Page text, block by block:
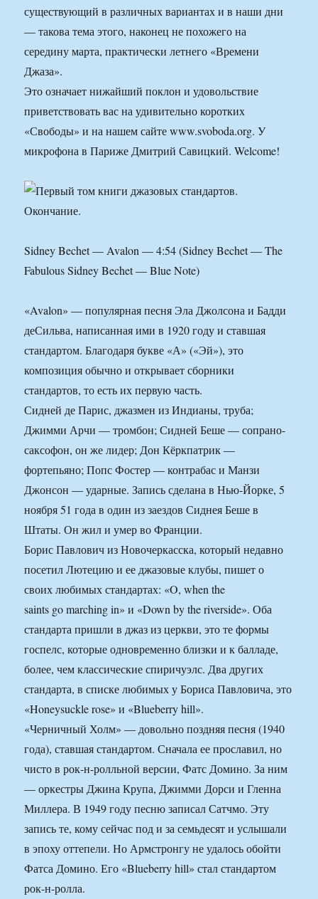
существующий в различных вариантах и в наши дни
— такова тема этого, наконец не похожего на
середину марта, практически летнего «Времени
Джаза».
Это означает нижайший поклон и удовольствие
приветствовать вас на удивительно коротких
«Свободы» и на нашем сайте www.svoboda.org. У
микрофона в Париже Дмитрий Савицкий. Welcome!
Sidney Bechet — Avalon — 4:54 (Sidney Bechet — The
Fabulous Sidney Bechet — Blue Note)
«Avalon» — популярная песня Эла Джолсона и Бадди
деСильва, написанная ими в 1920 году и ставшая
стандартом. Благодаря букве «А» («Эй»), это
композиция обычно и открывает сборники
стандартов, то есть их первую часть.
Сидней де Парис, джазмен из Индианы, труба;
Джимми Арчи — тромбон; Сидней Беше — сопрано-
саксофон, он же лидер; Дон Кёркпатрик —
фортепьяно; Попс Фостер — контрабас и Манзи
Джонсон — ударные. Запись сделана в Нью-Йорке, 5
ноября 51 года в один из заездов Сиднея Беше в
Штаты. Он жил и умер во Франции.
Борис Павлович из Новочеркасска, который недавно
посетил Лютецию и ее джазовые клубы, пишет о
своих любимых стандартах: «O, when the
saints go marching in» и «Down by the riverside». Оба
стандарта пришли в джаз из церкви, это те формы
госпелс, которые одновременно близки и к балладе,
более, чем классические спиричуэлс. Два других
стандарта, в списке любимых у Бориса Павловича, это
«Honeysuckle rose» и «Blueberry hill».
«Черничный Холм» — довольно поздняя песня (1940
года), ставшая стандартом. Сначала ее прославил, но
чисто в рок-н-ролльной версии, Фатс Домино. За ним
— оркестры Джина Крупа, Джимми Дорси и Гленна
Миллера. В 1949 году песню записал Сатчмо. Эту
запись те, кому сейчас под и за семьдесят и услышали
в эпоху оттепели. Но Армстронгу не удалось обойти
Фатса Домино. Его «Blueberry hill» стал стандартом
рок-н-ролла.